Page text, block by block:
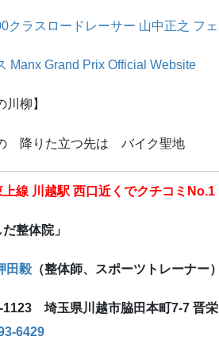
クラスロードレーサー 山中正之 フ
Manx Grand Prix Official Website
川柳】
降りた立つ先は バイク聖地
線 川越駅 西口近くでクチコミNo.1
だ整体院」
田毅 （整体師、スポーツトレーナー）
1123 埼玉県川越市脇田本町7-7 晋
6429